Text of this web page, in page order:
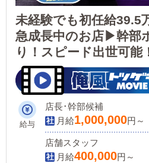
未経験でも初任給39.5
急成長中のお店▶幹部
り！スピード出世可能
す
給与
店長･幹部候補
月給1,000,000円～
店舗スタッフ
月給400,000円～